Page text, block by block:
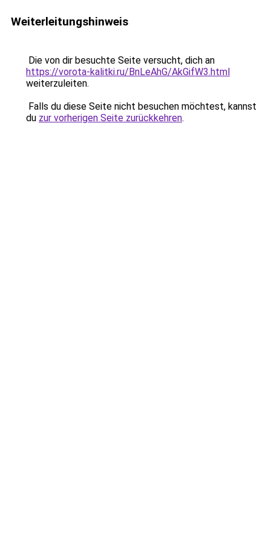
Weiterleitungshinweis
Die von dir besuchte Seite versucht, dich an
https://vorota-kalitki.ru/BnLeAhG/AkGifW3.html
weiterzuleiten.
Falls du diese Seite nicht besuchen möchtest, kannst
du zur vorherigen Seite zurückkehren.